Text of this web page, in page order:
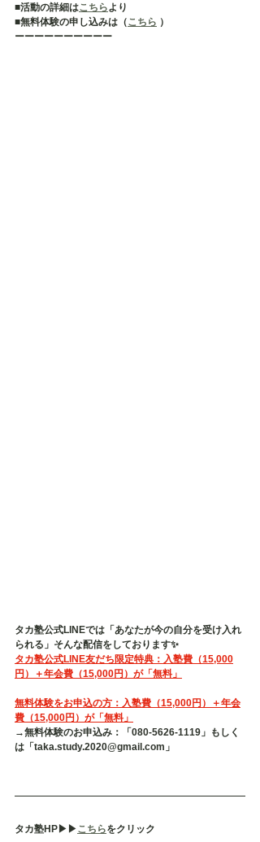
■活動の詳細はこちらより
■無料体験の申し込みは（こちら ）
ーーーーーーーーーー
タカ塾公式LINEでは「あなたが今の自分を受け入れ
られる」そんな配信をしております✨
タカ塾公式LINE友だち限定特典：入塾費（15,000
円）＋年会費（15,000円）が「無料」
無料体験をお申込の方：入塾費（15,000円）＋年会
費（15,000円）が「無料」
→無料体験のお申込み：「080-5626-1119」もしく
は「taka.study.2020@gmail.com」
タカ塾HP▶︎▶︎こちらをクリック